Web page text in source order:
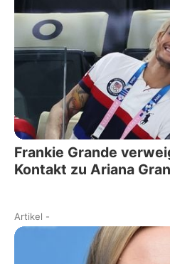
Frankie Grande
Kontakt zu Ariana
Artikel -